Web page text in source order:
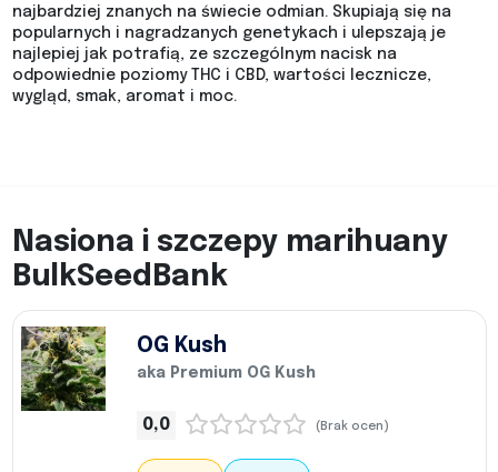
najbardziej znanych na świecie odmian. Skupiają się na
popularnych i nagradzanych genetykach i ulepszają je
najlepiej jak potrafią, ze szczególnym nacisk na
odpowiednie poziomy THC i CBD, wartości lecznicze,
wygląd, smak, aromat i moc.
Nasiona i szczepy marihuany
BulkSeedBank
OG Kush
aka Premium OG Kush
0,0 (Brak ocen)